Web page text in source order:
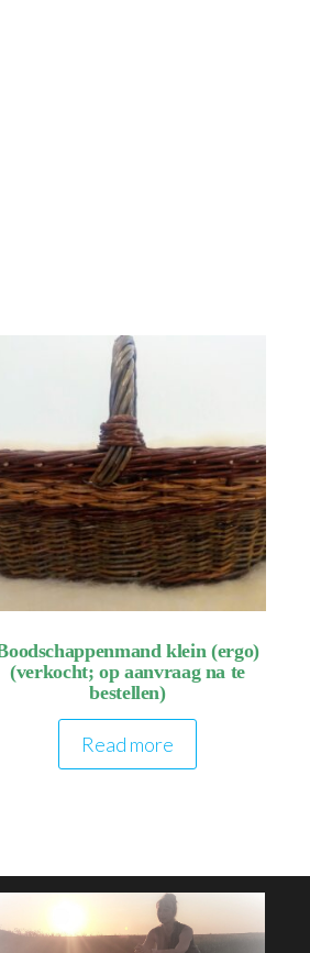
klein (ergo)
(verkocht; op aanvraag na te
bestellen)
Read more